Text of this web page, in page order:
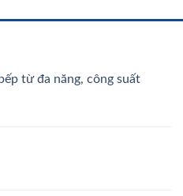
từ đa năng, công suất